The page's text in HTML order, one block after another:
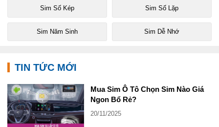
Sim Số Kép Sim Số Lặp
Sim Năm Sinh Sim Dễ Nhớ
TIN TỨC MỚI
Mua Sim Ô Tô Chọn Sim Nào Giá
Ngon Bổ Rẻ?
20/11/2025